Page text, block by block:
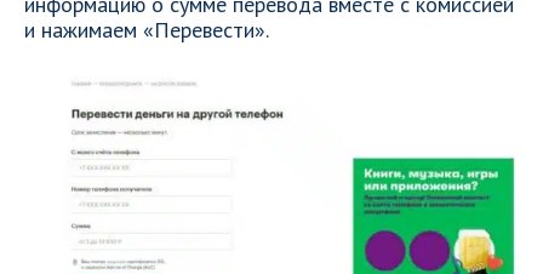
и нажимаем «Перевести».